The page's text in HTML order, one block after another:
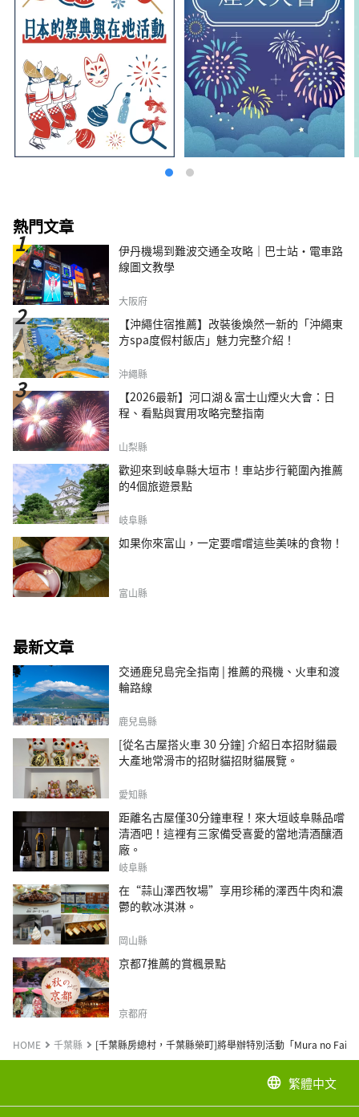
熱門文章
伊丹機場到難波交通全攻略｜巴士站・電車路
線圖文教學
大阪府
【沖繩住宿推薦】改裝後煥然一新的「沖繩東
方spa度假村飯店」魅力完整介紹！
沖繩縣
【2026最新】河口湖＆富士山煙火大會：日
程、看點與實用攻略完整指南
山梨縣
歡迎來到岐阜縣大垣市！車站步行範圍內推薦
的4個旅遊景點
岐阜縣
如果你來富山，一定要嚐嚐這些美味的食物！
富山縣
最新文章
交通鹿兒島完全指南 | 推薦的飛機、火車和渡
輪路線
鹿兒島縣
[從名古屋搭火車 30 分鐘] 介紹日本招財貓最
大產地常滑市的招財貓招財貓展覽。
愛知縣
距離名古屋僅30分鐘車程！來大垣岐阜縣品嚐
清酒吧！這裡有三家備受喜愛的當地清酒釀酒
廠。
岐阜縣
在“蒜山澤西牧場”享用珍稀的澤西牛肉和濃
鬱的軟冰淇淋。
岡山縣
京都7推薦的賞楓景點
京都府
HOME 千葉縣 [千葉縣房總村，千葉縣榮町]將舉辦特別活動「Mura no Fair
language 繁體中文